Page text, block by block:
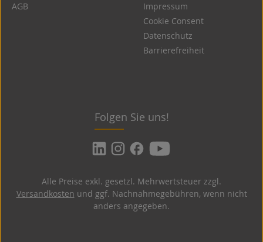
AGB
Impressum
Cookie Consent
Datenschutz
Barrierefreiheit
Folgen Sie uns!
Alle Preise exkl. gesetzl. Mehrwertsteuer zzgl.
Versandkosten und ggf. Nachnahmegebühren, wenn nicht
anders angegeben.